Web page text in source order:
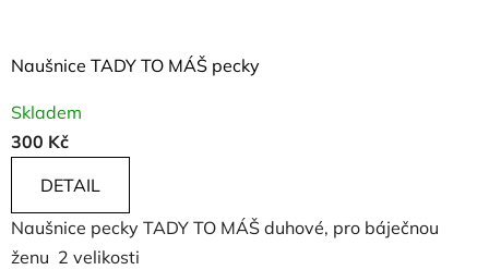
Naušnice TADY TO MÁŠ pecky
Skladem
300 Kč
DETAIL
Naušnice pecky TADY TO MÁŠ duhové, pro báječnou
ženu 2 velikosti